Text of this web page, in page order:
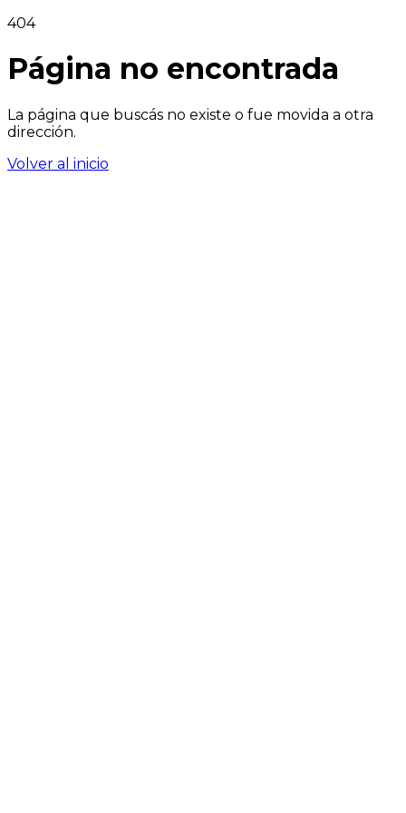
404
Página no encontrada
La página que buscás no existe o fue movida a otra
dirección.
Volver al inicio